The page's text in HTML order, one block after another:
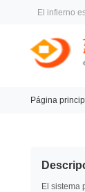
El infierno
Página
El sistema